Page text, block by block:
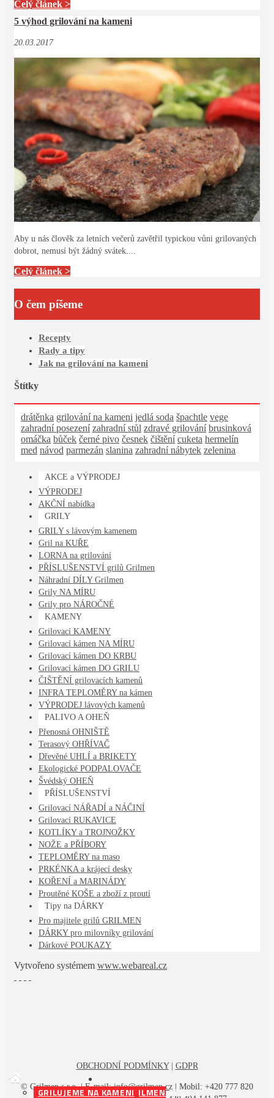
DOPRAVA A PLATBA
PROČ SI VYBRAT GRIL GRILMEN
GRILUJEME NA KAMENI
Celý článek >
5 výhod grilování na kameni
20.03.2017
Aby u nás člověk za letních večerů zavětřil typickou vůni grilovaných
dobrot, nemusí být žádný svátek....
Celý článek >
O čem píšeme
Recepty
Rady a tipy
Jak na grilování na kameni
Štítky
drátěnka grilování na kameni jedlá soda špachtle vege
zahradní posezení zahradní stůl zdravé grilování brusinková
omáčka bůček černé pivo česnek čištění cuketa hermelín
med návod parmezán slanina zahradní nábytek zelenina
AKCE a VÝPRODEJ
VÝPRODEJ
AKČNÍ nabídka
GRILY
GRILY s lávovým kamenem
Gril na KUŘE
LORNA na grilování
PŘÍSLUŠENSTVÍ grilů Grilmen
Náhradní DÍLY Grilmen
Grily NA MÍRU
Grily pro NÁROČNÉ
KAMENY
Grilovací KAMENY
Grilovací kámen NA MÍRU
Grilovací kámen DO KRBU
Grilovací kámen DO GRILU
ČIŠTĚNÍ grilovacích kamenů
INFRA TEPLOMĚRY na kámen
VÝPRODEJ lávových kamenů
PALIVO A OHEŇ
Přenosná OHNIŠTĚ
Terasový OHŘÍVAČ
Dřevěné UHLÍ a BRIKETY
Ekologické PODPALOVAČE
Švédský OHEŇ
PŘÍSLUŠENSTVÍ
Grilovací NÁŘADÍ a NÁČINÍ
Grilovací RUKAVICE
KOTLÍKY a TROJNOŽKY
NOŽE a PŘÍBORY
TEPLOMĚRY na maso
PRKÉNKA a krájecí desky
KOŘENÍ a MARINÁDY
Proutěné KOŠE a zboží z proutí
Tipy na DÁRKY
Pro majitele grilů GRILMEN
DÁRKY pro milovníky grilování
Dárkové POUKAZY
Vytvořeno systémem www.webareal.cz
OBCHODNÍ PODMÍNKY| GDPR
© Grilmen s.r.o. | E-mail:info@grilmen.cz | Mobil: +420 777 820